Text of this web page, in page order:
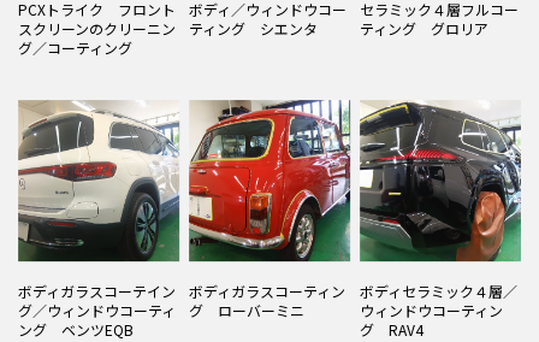
PCXトライク フロント
スクリーンのクリーニン
グ／コーティング
ボディ／ウィンドウコー
ティング シエンタ
セラミック４層フルコー
ティング グロリア
ボディガラスコーテイン
グ／ウィンドウコーティ
ング ベンツEQB
ボディガラスコーティン
グ ローバーミニ
ボディセラミック４層／
ウィンドウコーティン
グ RAV4